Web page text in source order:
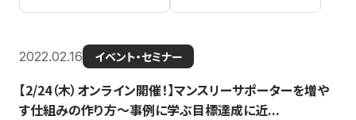
2022.02.16 イベント・セミナー
【2/24（木）オンライン開催！】マンスリーサポーターを増や
す仕組みの作り方〜事例に学ぶ目標達成に近...